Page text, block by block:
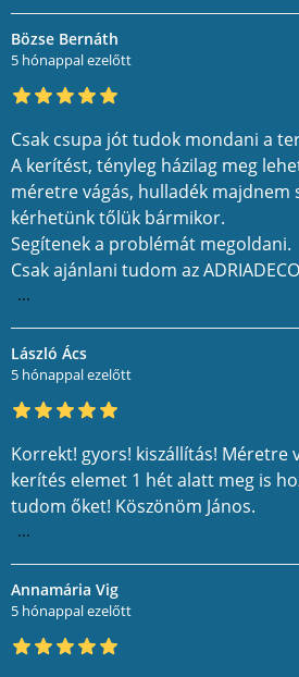
Bözse Bernáth
5 hónappal ezelőtt
Csak csupa jót tudok mondani a
A kerítést, tényleg házilag meg
méretre vágás, hulladék majdnem
kérhetünk tőlük bármikor.
Segítenek a problémát megoldani.
Csak ajánlani tudom az
...
László Ács
5 hónappal ezelőtt
Korrekt! gyors! kiszállítás! Méretre
kerítés elemet 1 hét alatt meg is
tudom őket! Köszönöm János.
...
Annamária Vig
5 hónappal ezelőtt